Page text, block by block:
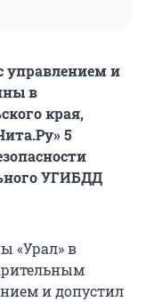
управлением и
в
края,
5
УГИБДД
«Урал» в
и допустил